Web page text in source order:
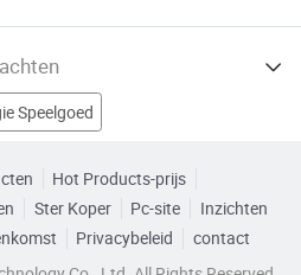
Speelgoed
speelgoed in auto
Hot Products-prijs
Ster Koper Pc-site
Inzichten
Privacybeleid
contact